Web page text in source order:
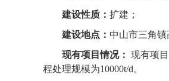
建设性质： 扩建；
建设地点： 中山市三角镇
现有项目情况： 现有项
程处理规模为10000t/d。